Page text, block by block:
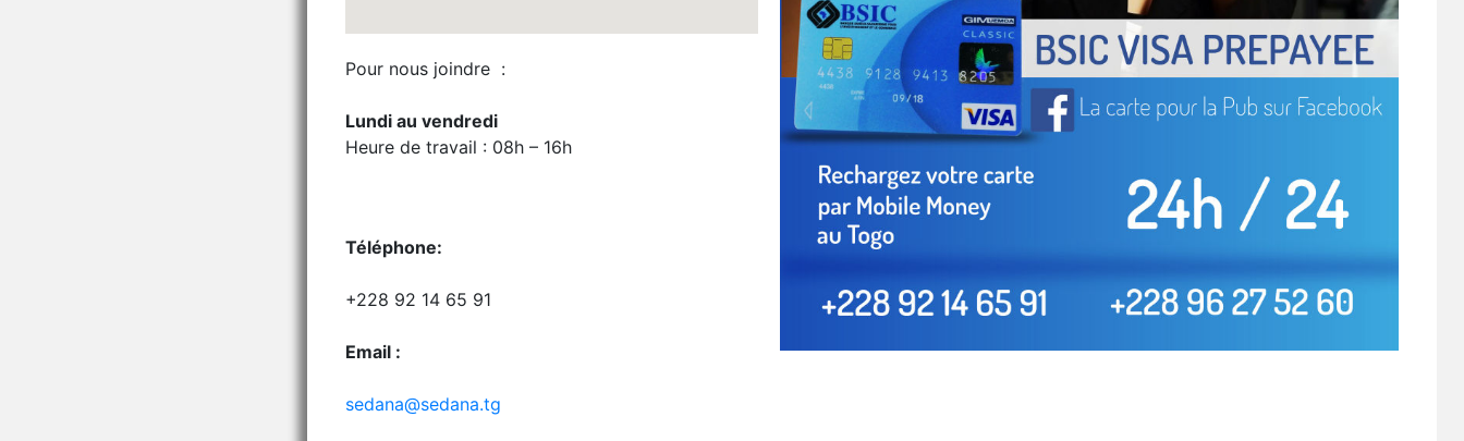
Pour nous joindre :
Lundi au vendredi
Heure de travail : 08h – 16h
Téléphone:
+228 92 14 65 91
Email :
sedana@sedana.tg